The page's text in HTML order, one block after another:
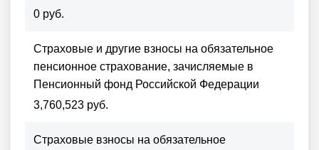
0 руб.
Страховые и другие взносы на обязательное
пенсионное страхование, зачисляемые в
Пенсионный фонд Российской Федерации
3,760,523 руб.
Страховые взносы на обязательное